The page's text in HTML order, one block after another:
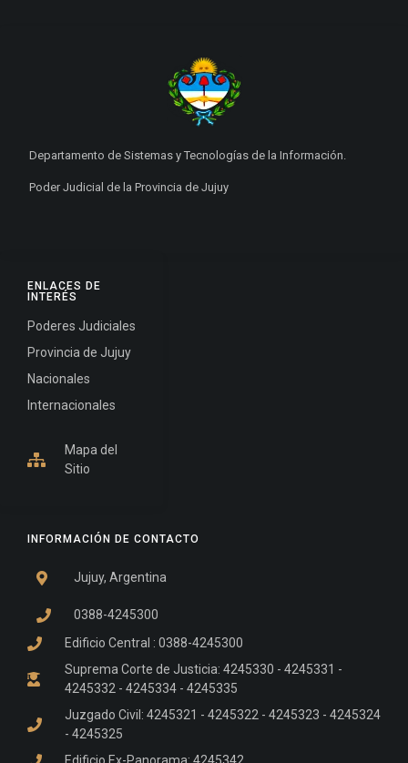
INFORMACIÓN DE CONTACTO
Jujuy, Argentina
0388-4245300
Edificio Central : 0388-4245300
Suprema Corte de Justicia: 4245330 - 4245331 -
4245332 - 4245334 - 4245335
Juzgado Civil: 4245321 - 4245322 - 4245323 - 4245324
- 4245325
ENLACES DE
INTERÉS
Poderes Judiciales
Provincia de Jujuy
Nacionales
Internacionales
Mapa del
Sitio
Departamento de Sistemas y Tecnologías de la Información.
Poder Judicial de la Provincia de Jujuy